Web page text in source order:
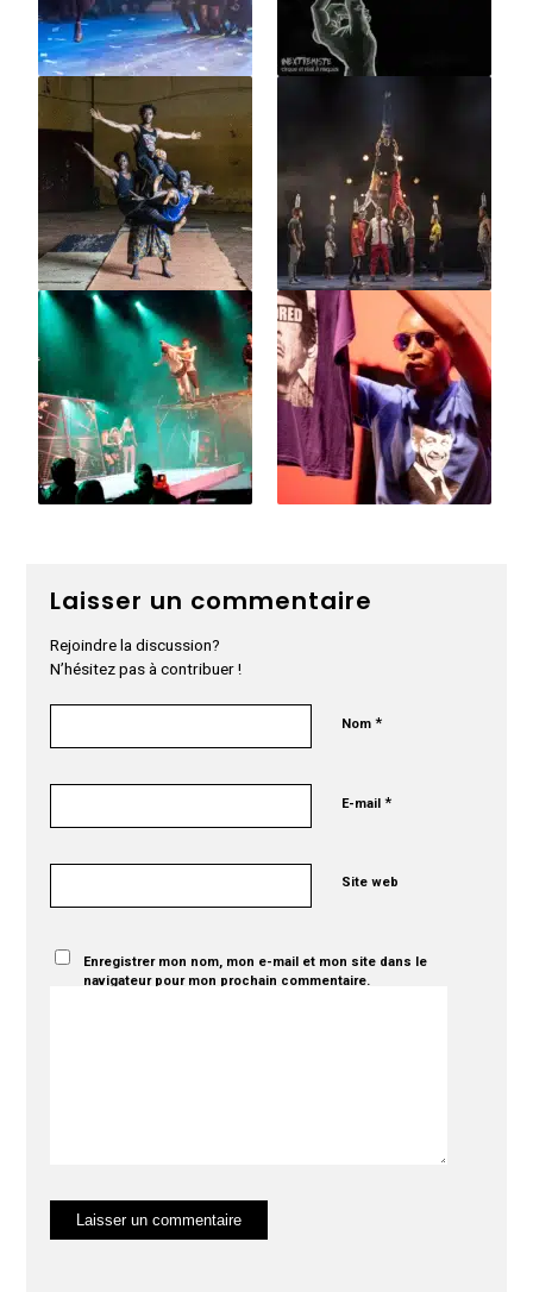
Laisser un commentaire
Rejoindre la discussion?
N’hésitez pas à contribuer !
Nom*
E-mail*
Site web
Enregistrer mon nom, mon e-mail et mon site dans le
navigateur pour mon prochain commentaire.